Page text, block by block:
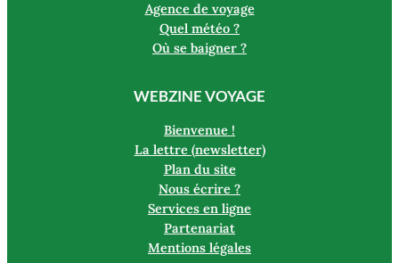
Agence de voyage
Quel météo ?
Où se baigner ?
WEBZINE VOYAGE
Bienvenue !
La lettre (newsletter)
Plan du site
Nous écrire ?
Services en ligne
Partenariat
Mentions légales